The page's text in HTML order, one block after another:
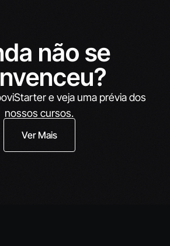
não se
e veja uma prévia dos
nossos cursos.
Ver Mais